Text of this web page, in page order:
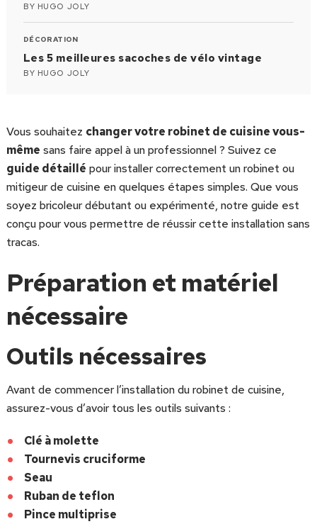
BY HUGO JOLY
DÉCORATION
Les 5 meilleures sacoches de vélo vintage
BY HUGO JOLY
Vous souhaitez changer votre robinet de cuisine vous-
même sans faire appel à un professionnel ? Suivez ce
guide détaillé pour installer correctement un robinet ou
mitigeur de cuisine en quelques étapes simples. Que vous
soyez bricoleur débutant ou expérimenté, notre guide est
conçu pour vous permettre de réussir cette installation sans
tracas.
Préparation et matériel
nécessaire
Outils nécessaires
Avant de commencer l’installation du robinet de cuisine,
assurez-vous d’avoir tous les outils suivants :
Clé à molette
Tournevis cruciforme
Seau
Ruban de teflon
Pince multiprise